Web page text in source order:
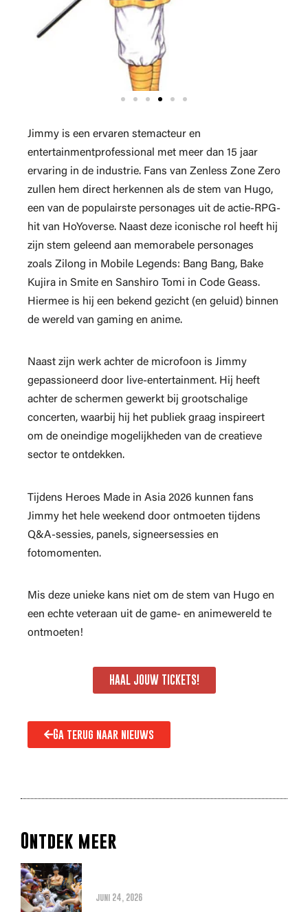
Jimmy is een ervaren stemacteur en
entertainmentprofessional met meer dan 15 jaar
ervaring in de industrie. Fans van Zenless Zone Zero
zullen hem direct herkennen als de stem van Hugo,
een van de populairste personages uit de actie-RPG-
hit van HoYoverse. Naast deze iconische rol heeft hij
zijn stem geleend aan memorabele personages
zoals Zilong in Mobile Legends: Bang Bang, Bake
Kujira in Smite en Sanshiro Tomi in Code Geass.
Hiermee is hij een bekend gezicht (en geluid) binnen
de wereld van gaming en anime.
Naast zijn werk achter de microfoon is Jimmy
gepassioneerd door live-entertainment. Hij heeft
achter de schermen gewerkt bij grootschalige
concerten, waarbij hij het publiek graag inspireert
om de oneindige mogelijkheden van de creatieve
sector te ontdekken.
Tijdens Heroes Made in Asia 2026 kunnen fans
Jimmy het hele weekend door ontmoeten tijdens
Q&A-sessies, panels, signeersessies en
fotomomenten.
Mis deze unieke kans niet om de stem van Hugo en
een echte veteraan uit de game- en animewereld te
ontmoeten!
HAAL JOUW TICKETS!
Ga terug naar nieuws
Ontdek meer
juni 24, 2026